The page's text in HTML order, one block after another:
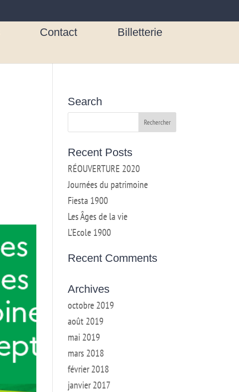
Contact
Billetterie
Search
Recent Posts
RÉOUVERTURE 2020
Journées du patrimoine
Fiesta 1900
Les Âges de la vie
L’Ecole 1900
Recent Comments
Archives
octobre 2019
août 2019
mai 2019
mars 2018
février 2018
janvier 2017